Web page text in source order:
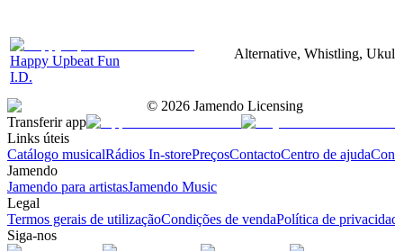
Happy Upbeat Fun
I.D.
Alternative, Whistling,
© 2026 Jamendo Licensing
Transferir app
Links úteis
Catálogo musicalRádios In-storePreçosContactoCentro de ajuda
Jamendo
Jamendo para artistasJamendo Music
Legal
Termos gerais de utilizaçãoCondições de vendaPolítica de
Siga-nos